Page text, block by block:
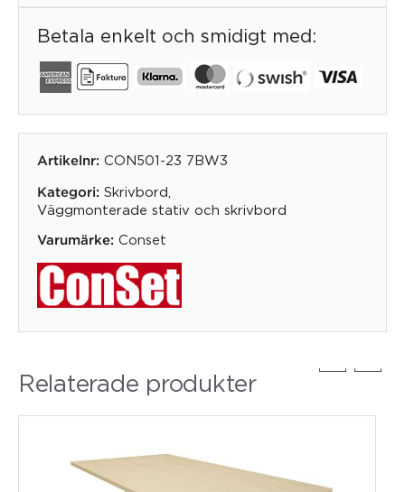
Betala enkelt och smidigt med:
Artikelnr: CON501-23 7BW3
Kategori: Skrivbord
Väggmonterade stativ och skrivbord
Varumärke: Conset
Relaterade produkter